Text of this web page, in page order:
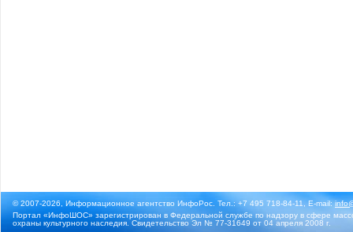
© 2007-2026, Информационное агентство ИнфоРос. Тел.: +7 495 718-84-11, E-mail:
Портал «ИнфоШОС» зарегистрирован в Федеральной службе по надзору в сфере
охраны культурного наследия. Свидетельство Эл № 77-31649 от 04 апреля 2008 г.